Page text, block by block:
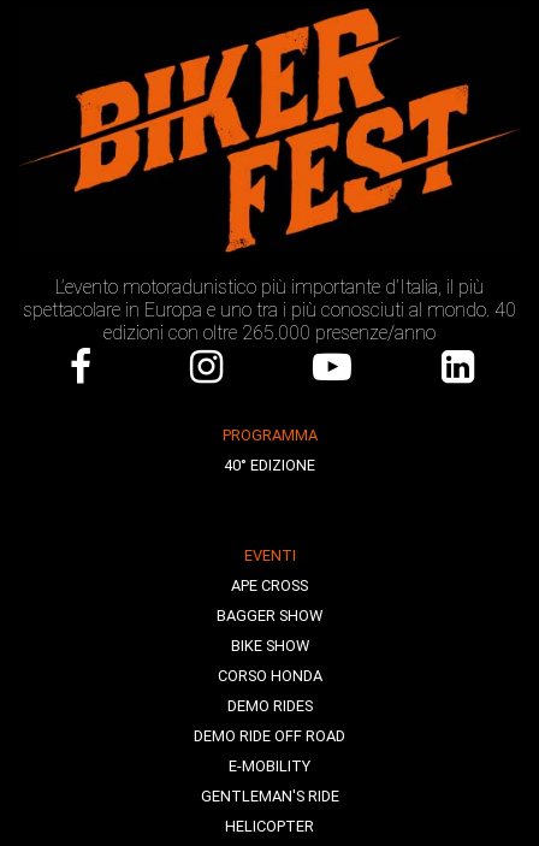
L’evento motoradunistico più importante d’Italia, il più
spettacolare in Europa e uno tra i più conosciuti al mondo. 40
edizioni con oltre 265.000 presenze/anno
PROGRAMMA
40° EDIZIONE
EVENTI
APE CROSS
BAGGER SHOW
BIKE SHOW
CORSO HONDA
DEMO RIDES
DEMO RIDE OFF ROAD
E-MOBILITY
GENTLEMAN'S RIDE
HELICOPTER